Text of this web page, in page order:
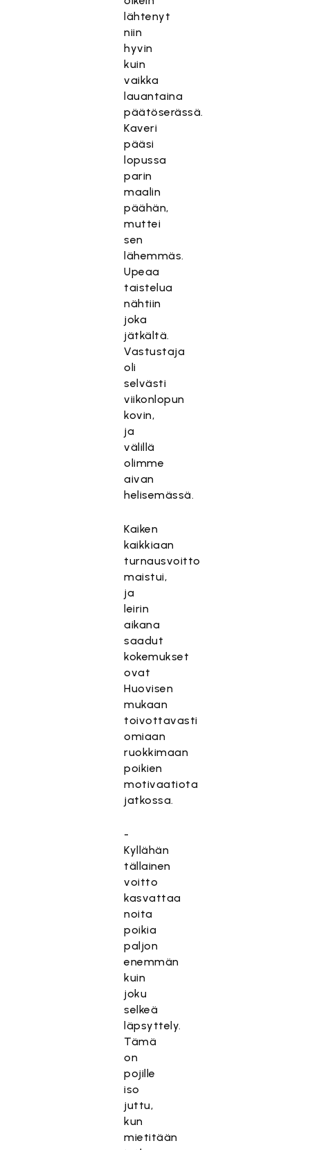
lähtenyt
niin
hyvin
kuin
vaikka
lauantaina
päätöserässä.
Kaveri
pääsi
lopussa
parin
maalin
päähän,
muttei
sen
lähemmäs.
Upeaa
taistelua
nähtiin
joka
jätkältä.
Vastustaja
oli
selvästi
viikonlopun
kovin,
ja
välillä
olimme
aivan
helisemässä.
Kaiken
kaikkiaan
turnausvoitto
maistui,
ja
leirin
aikana
saadut
kokemukset
ovat
Huovisen
mukaan
toivottavasti
omiaan
ruokkimaan
poikien
motivaatiota
jatkossa.
-
Kyllähän
tällainen
voitto
kasvattaa
noita
poikia
paljon
enemmän
kuin
joku
selkeä
läpsyttely.
Tämä
on
pojille
iso
juttu,
kun
mietitään